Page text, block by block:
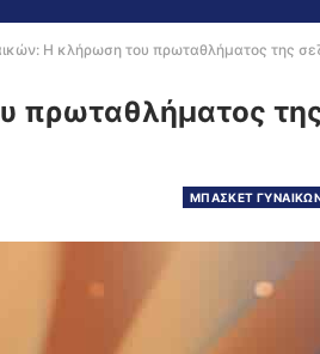
Η κλήρωση του πρωταθλήματος της
πρωταθλήματος
ΜΠΑΣΚΕΤ